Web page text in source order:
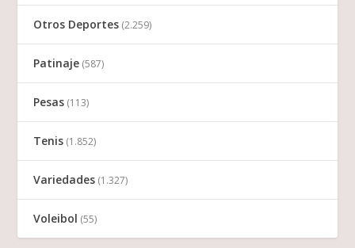
Otros Deportes (2.259)
Patinaje (587)
Pesas (113)
Tenis (1.852)
Variedades (1.327)
Voleibol (55)